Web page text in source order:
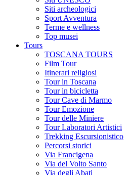
Siti archeologici
Sport Avventura
Terme e wellness
Top musei
Tours
TOSCANA TOURS
Film Tour
Itinerari religiosi
Tour in Toscana
Tour in bicicletta
Tour Cave di Marmo
Tour Emozione
Tour delle Miniere
Tour Laboratori Artistici
Trekking Escursionistico
Percorsi storici
Via Francigena
Via del Volto Santo
Via degli Abati